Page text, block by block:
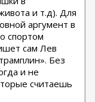
и т.д). Для
аргумент в
спортом
сам Лев
Без
и не
считаешь